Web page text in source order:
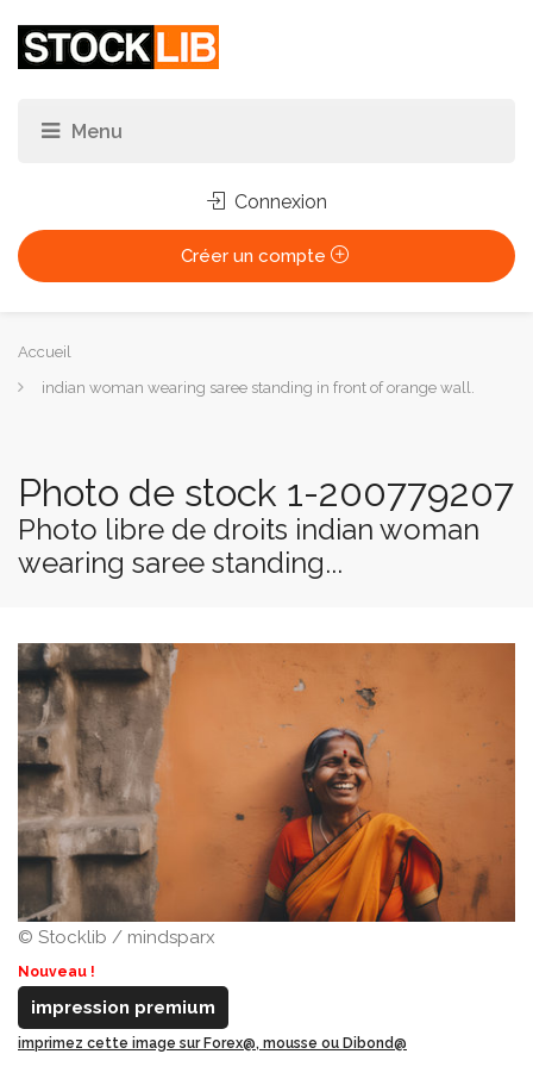
Connexion
Créer un compte
Vous
êtes
Accueil
indian woman wearing saree standing in front of orange wall.
Photo de stock 1-200779207
Photo libre de droits indian woman
wearing saree standing...
© Stocklib / mindsparx
Nouveau !
impression premium
imprimez cette image sur Forex@, mousse ou Dibond@